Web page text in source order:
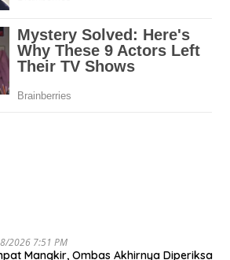
2026 7:51 PM
Mangkir, Ombas Akhirnya Diperiksa